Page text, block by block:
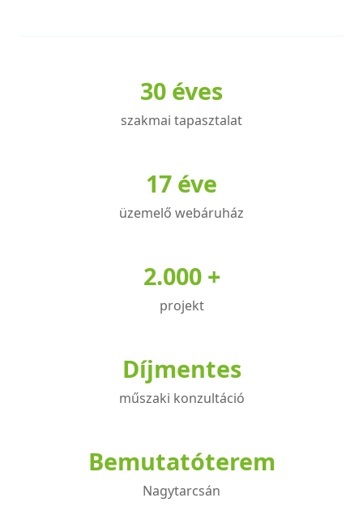
van.
változatok
választhatók
ki
30 éves
szakmai tapasztalat
17 éve
üzemelő webáruház
2.000 +
projekt
Díjmentes
műszaki konzultáció
Bemutatóterem
Nagytarcsán